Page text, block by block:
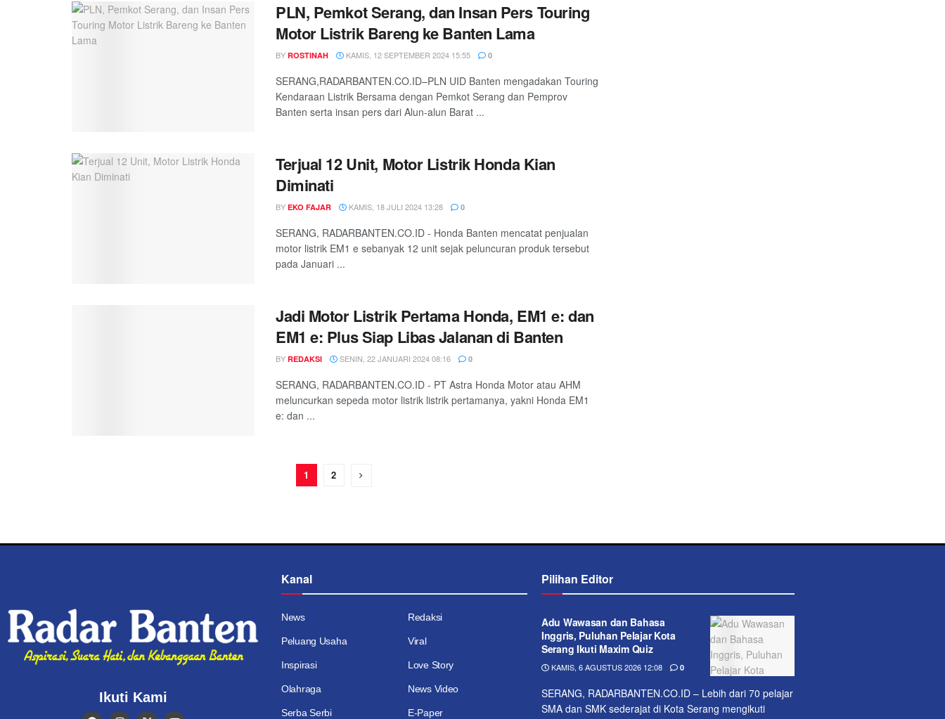
PLN, Pemkot Serang, dan Insan Pers Touring
Motor Listrik Bareng ke Banten Lama
BY ROSTINAH KAMIS, 12 SEPTEMBER 2024 15:55 0
SERANG,RADARBANTEN.CO.ID–PLN UID Banten mengadakan Touring
Kendaraan Listrik Bersama dengan Pemkot Serang dan Pemprov
Banten serta insan pers dari Alun-alun Barat ...
Terjual 12 Unit, Motor Listrik Honda Kian
Diminati
BY EKO FAJAR KAMIS, 18 JULI 2024 13:28 0
SERANG, RADARBANTEN.CO.ID - Honda Banten mencatat penjualan
motor listrik EM1 e sebanyak 12 unit sejak peluncuran produk tersebut
pada Januari ...
Jadi Motor Listrik Pertama Honda, EM1 e: dan
EM1 e: Plus Siap Libas Jalanan di Banten
BY REDAKSI SENIN, 22 JANUARI 2024 08:16 0
SERANG, RADARBANTEN.CO.ID - PT Astra Honda Motor atau AHM
meluncurkan sepeda motor listrik listrik pertamanya, yakni Honda EM1
e: dan ...
1 2
Ikuti Kami
Kanal
News Redaksi
Peluang Usaha Viral
Inspirasi Love Story
Olahraga News Video
Serba Serbi E-Paper
Pilihan Editor
Adu Wawasan dan Bahasa
Inggris, Puluhan Pelajar Kota
Serang Ikuti Maxim Quiz
KAMIS, 6 AGUSTUS 2026 12:08 0
SERANG, RADARBANTEN.CO.ID – Lebih dari 70 pelajar
SMA dan SMK sederajat di Kota Serang mengikuti